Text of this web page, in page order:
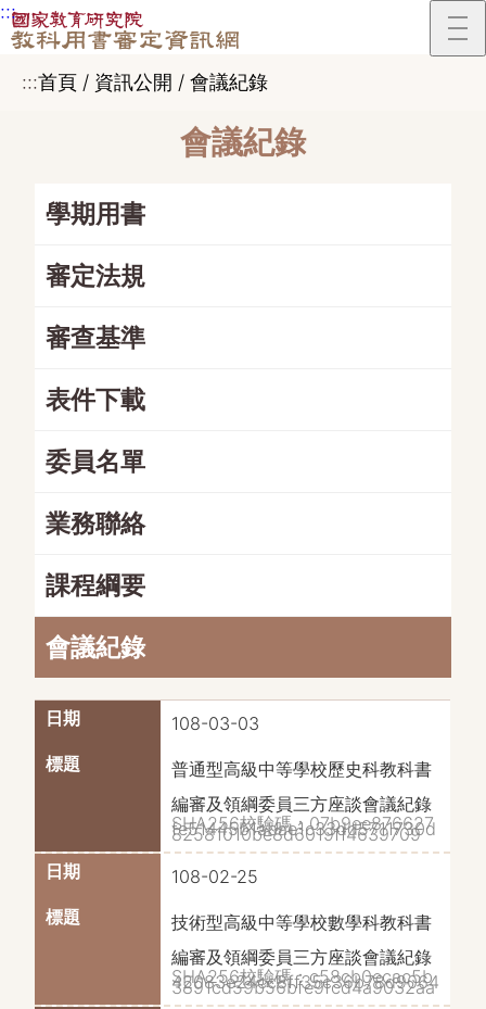
跳到主要內容區塊
:::
:::首頁 / 資訊公開 / 會議紀錄
會議紀錄
學期用書
審定法規
審查基準
表件下載
委員名單
業務聯絡
課程綱要
會議紀錄
108-03-03
普通型高級中等學校歷史科教科書
編審及領綱委員三方座談會議紀錄
SHA256校驗碼：07b9ee876627
fe51445b1abae1c33dd5711730d
82581010be8d6019ff4639709
108-02-25
技術型高級中等學校數學科教科書
編審及領綱委員三方座談會議紀錄
SHA256校驗碼：c58cb0ecac5b
42083e24cc8ff35c36b78d9064
3891cd59b56bfe9fcd4a9032aa